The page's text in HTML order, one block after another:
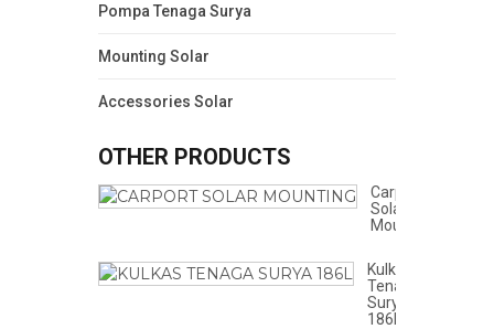
Pompa Tenaga Surya
Mounting Solar
Accessories Solar
OTHER PRODUCTS
Carport
Solar
Mounting
Kulkas
Tenaga
Surya
186L